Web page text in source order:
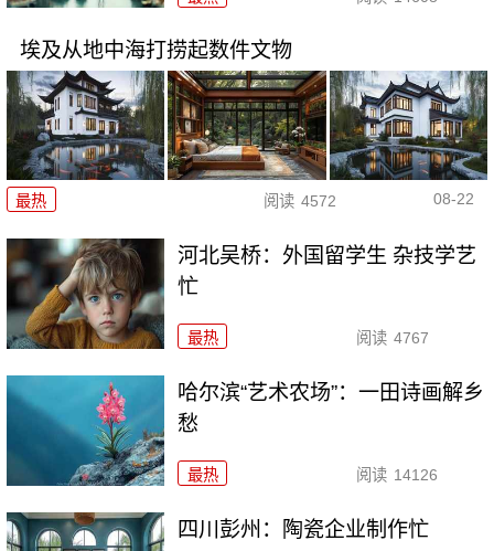
埃及从地中海打捞起数件文物
最热 阅读 4572 08-22
河北吴桥：外国留学生 杂技学艺
忙
最热 阅读 4767
哈尔滨“艺术农场”：一田诗画解乡
愁
最热 阅读 14126
四川彭州：陶瓷企业制作忙